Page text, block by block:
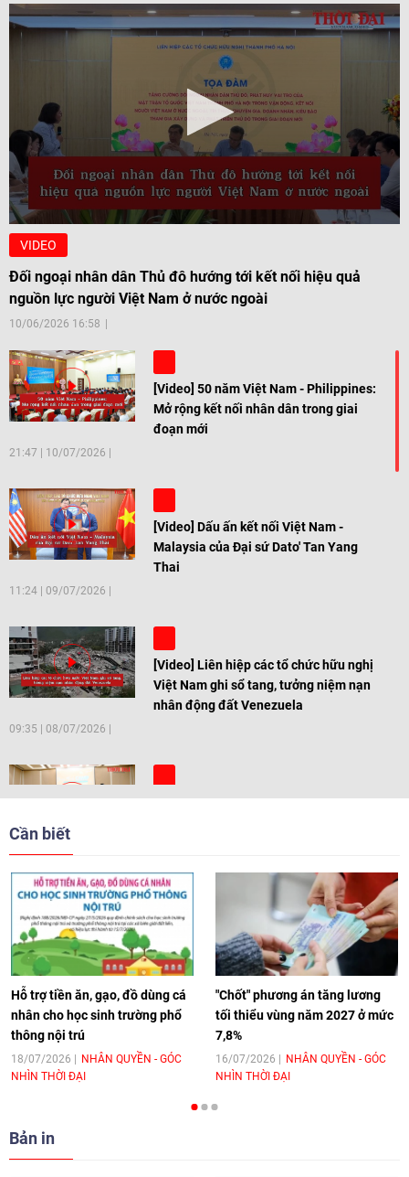
VIDEO
Đối ngoại nhân dân Thủ đô hướng tới kết nối hiệu quả
nguồn lực người Việt Nam ở nước ngoài
10/06/2026 16:58
[Video] 50 năm Việt Nam - Philippines:
Mở rộng kết nối nhân dân trong giai
đoạn mới
21:47 10/07/2026
[Video] Dấu ấn kết nối Việt Nam -
Malaysia của Đại sứ Dato' Tan Yang
Thai
11:24 09/07/2026
[Video] Liên hiệp các tổ chức hữu nghị
Việt Nam ghi sổ tang, tưởng niệm nạn
nhân động đất Venezuela
09:35 08/07/2026
[Video] Trẻ em Đông Á cùng kiến tạo
[Video] Âm nhạc flamenco gắn kết văn
hoá Việt Nam - Tây Ban Nha
11:10 17/06/2026
[Video] Trao tặng Kỷ niệm chương "Vì
hòa bình, hữu nghị giữa các dân tộc"
cho Đại sứ Hungary tại Việt Nam
Cần biết
Hỗ trợ tiền ăn, gạo, đồ dùng cá
nhân cho học sinh trường phổ
thông nội trú
18/07/2026
NHÂN QUYỀN - GÓC
NHÌN THỜI ĐẠI
"Chốt" phương án tăng lương
tối thiểu vùng năm 2027 ở mức
7,8%
16/07/2026
NHÂN QUYỀN - GÓC
NHÌN THỜI ĐẠI
Bản in